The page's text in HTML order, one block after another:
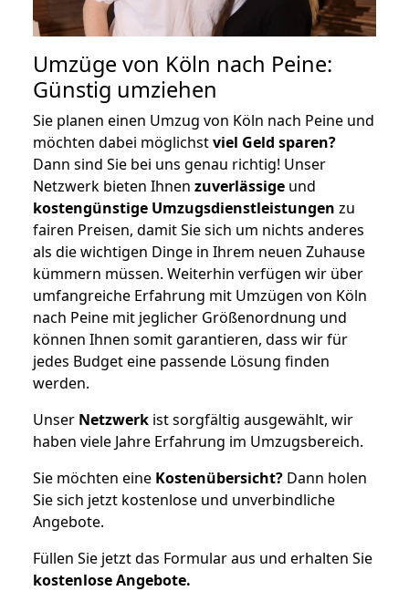
Umzüge von Köln nach Peine:
Günstig umziehen
Sie planen einen Umzug von Köln nach Peine und
möchten dabei möglichstviel Geld sparen?
Dann sind Sie bei uns genau richtig! Unser
Netzwerk bieten Ihnen zuverlässige und
kostengünstige Umzugsdienstleistungen zu
fairen Preisen, damit Sie sich um nichts anderes
als die wichtigen Dinge in Ihrem neuen Zuhause
kümmern müssen. Weiterhin verfügen wir über
umfangreiche Erfahrung mit Umzügen von Köln
nach Peine mit jeglicher Größenordnung und
können Ihnen somit garantieren, dass wir für
jedes Budget eine passende Lösung finden
werden.
Unser Netzwerk ist sorgfältig ausgewählt, wir
haben viele Jahre Erfahrung im Umzugsbereich.
Sie möchten eine Kostenübersicht? Dann holen
Sie sich jetzt kostenlose und unverbindliche
Angebote.
Füllen Sie jetzt das Formular aus und erhalten Sie
kostenloseAngebote.